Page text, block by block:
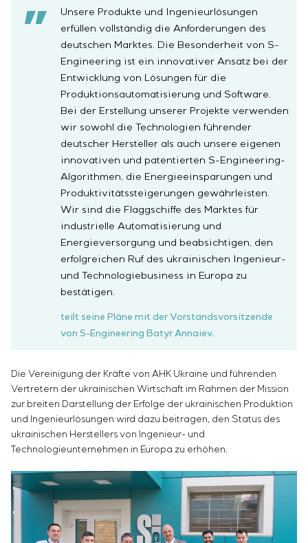
Unsere Produkte und Ingenieurlösungen
erfüllen vollständig die Anforderungen des
deutschen Marktes. Die Besonderheit von S-
Engineering ist ein innovativer Ansatz bei der
Entwicklung von Lösungen für die
Produktionsautomatisierung und Software.
Bei der Erstellung unserer Projekte verwenden
wir sowohl die Technologien führender
deutscher Hersteller als auch unsere eigenen
innovativen und patentierten S-Engineering-
Algorithmen, die Energieeinsparungen und
Produktivitätssteigerungen gewährleisten.
Wir sind die Flaggschiffe des Marktes für
industrielle Automatisierung und
Energieversorgung und beabsichtigen, den
erfolgreichen Ruf des ukrainischen Ingenieur-
und Technologiebusiness in Europa zu
bestätigen.
teilt seine Pläne mit der Vorstandsvorsitzende
von S-Engineering Batyr Annaiev.
Die Vereinigung der Kräfte von AHK Ukraine und führenden
Vertretern der ukrainischen Wirtschaft im Rahmen der Mission
zur breiten Darstellung der Erfolge der ukrainischen Produktion
und Ingenieurlösungen wird dazu beitragen, den Status des
ukrainischen Herstellers von Ingenieur- und
Technologieunternehmen in Europa zu erhöhen.